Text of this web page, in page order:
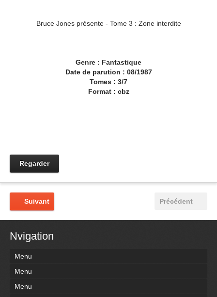
Bruce Jones présente - Tome 3 : Zone interdite
Genre : Fantastique
Date de parution : 08/1987
Tomes : 3/7
Format : cbz
Regarder
Précédent
Suivant
Nvigation
Menu
Menu
Menu